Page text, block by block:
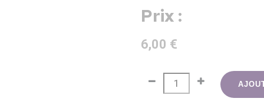
Prix :
6,00 €